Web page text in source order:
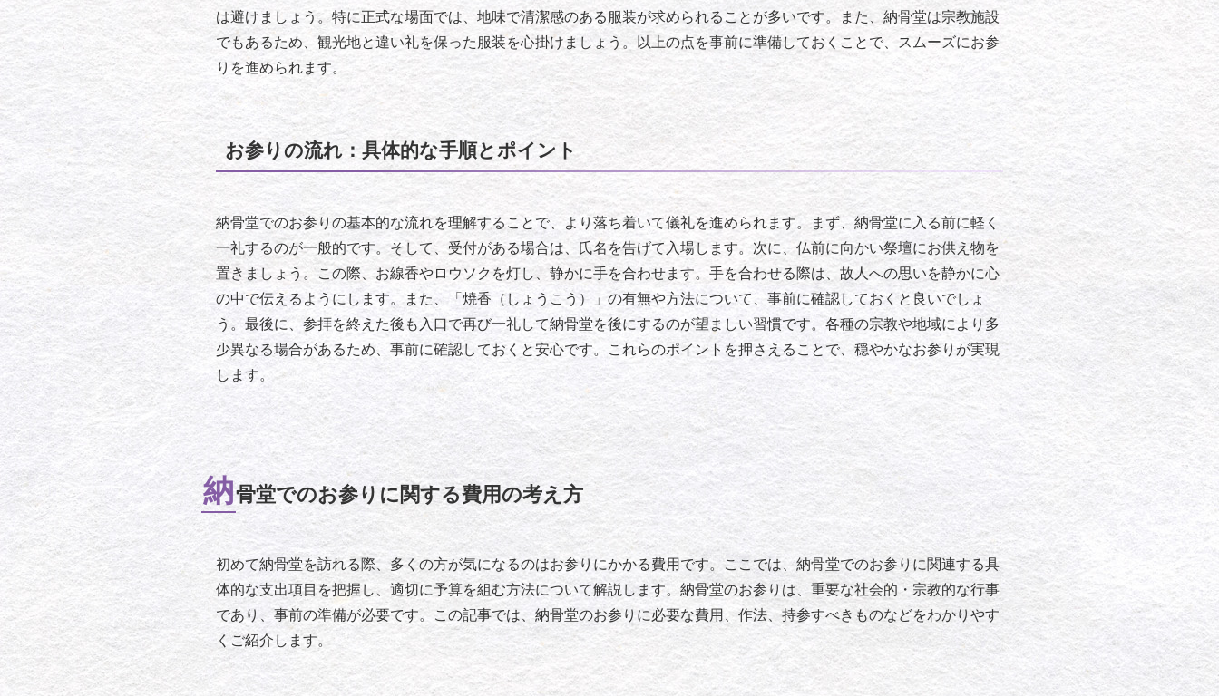
は避けましょう。特に正式な場面では、地味で清潔感のある服装が求められることが多いです。また、納骨堂は宗教施設
でもあるため、観光地と違い礼を保った服装を心掛けましょう。以上の点を事前に準備しておくことで、スムーズにお参
りを進められます。
お参りの流れ：具体的な手順とポイント
納骨堂でのお参りの基本的な流れを理解することで、より落ち着いて儀礼を進められます。まず、納骨堂に入る前に軽く
一礼するのが一般的です。そして、受付がある場合は、氏名を告げて入場します。次に、仏前に向かい祭壇にお供え物を
置きましょう。この際、お線香やロウソクを灯し、静かに手を合わせます。手を合わせる際は、故人への思いを静かに心
の中で伝えるようにします。また、「焼香（しょうこう）」の有無や方法について、事前に確認しておくと良いでしょ
う。最後に、参拝を終えた後も入口で再び一礼して納骨堂を後にするのが望ましい習慣です。各種の宗教や地域により多
少異なる場合があるため、事前に確認しておくと安心です。これらのポイントを押さえることで、穏やかなお参りが実現
します。
納骨堂でのお参りに関する費用の考え方
初めて納骨堂を訪れる際、多くの方が気になるのはお参りにかかる費用です。ここでは、納骨堂でのお参りに関連する具
体的な支出項目を把握し、適切に予算を組む方法について解説します。納骨堂のお参りは、重要な社会的・宗教的な行事
であり、事前の準備が必要です。この記事では、納骨堂のお参りに必要な費用、作法、持参すべきものなどをわかりやす
くご紹介します。